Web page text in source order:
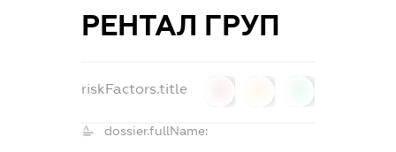
РЕНТАЛ ГРУП
riskFactors.title
dossier.fullName: